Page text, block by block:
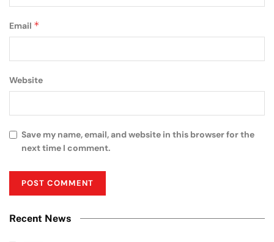
Email *
Website
Save my name, email, and website in this browser for the
next time I comment.
Recent News